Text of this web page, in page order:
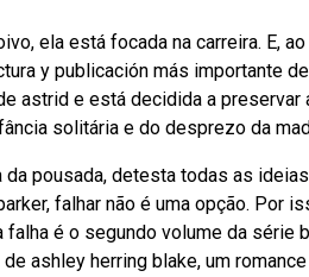
ela está focada na carreira. E,
y publicación más importante
astrid e está decidida a preservar
solitária e do desprezo da
da pousada, detesta todas as
falhar não é uma opção. Por
falha é o segundo volume da
ashley herring blake, um